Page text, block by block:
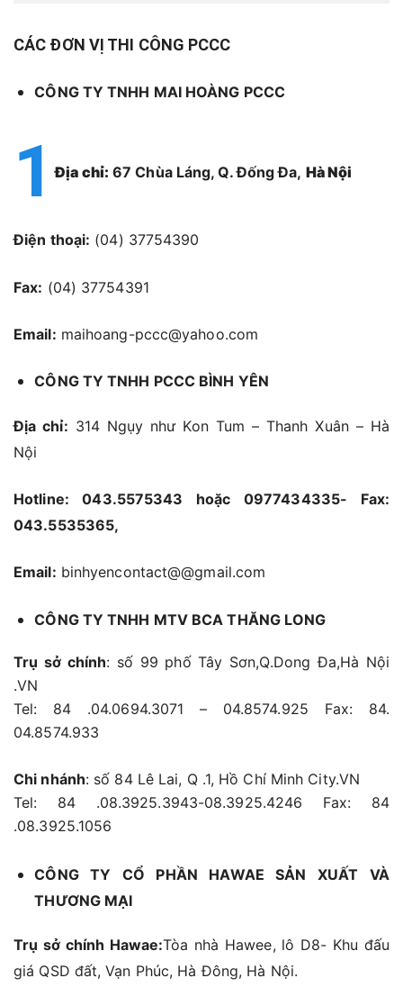
CÁC ĐƠN VỊ THI CÔNG PCCC
CÔNG TY TNHH MAI HOÀNG PCCC
Địa chỉ: 67 Chùa Láng, Q. Đống Đa, Hà Nội
Điện thoại: (04) 37754390
Fax: (04) 37754391
Email: maihoang-pccc@yahoo.com
CÔNG TY TNHH PCCC BÌNH YÊN
Địa chỉ: 314 Ngụy như Kon Tum – Thanh Xuân – Hà
Nội
Hotline: 043.5575343 hoặc 0977434335- Fax:
043.5535365,
Email: binhyencontact@@gmail.com
CÔNG TY TNHH MTV BCA THĂNG LONG
Trụ sở chính: số 99 phố Tây Sơn,Q.Dong Đa,Hà Nội
.VN
Tel: 84 .04.0694.3071 – 04.8574.925 Fax: 84.
04.8574.933
Chi nhánh: số 84 Lê Lai, Q .1, Hồ Chí Minh City.VN
Tel: 84 .08.3925.3943-08.3925.4246 Fax: 84
.08.3925.1056
CÔNG TY CỔ PHẦN HAWAE SẢN XUẤT VÀ
THƯƠNG MẠI
Trụ sở chính Hawae:Tòa nhà Hawee, lô D8- Khu đấu
giá QSD đất, Vạn Phúc, Hà Đông, Hà Nội.